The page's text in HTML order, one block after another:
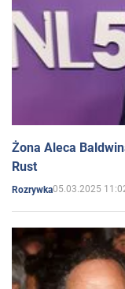
Żona Aleca
Rust
Rozrywka05.03.2025